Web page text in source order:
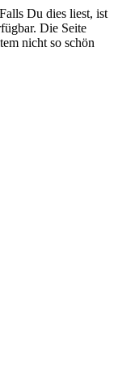
Du dies liest, ist
Die Seite
nicht so schön